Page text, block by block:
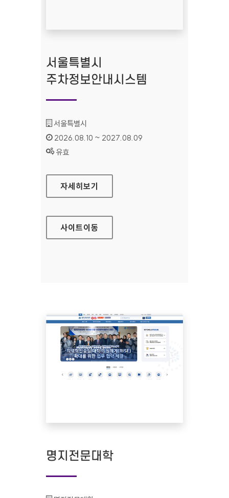
서울특별시
주차정보안내시스템
기관명 :
서울특별시
인증기간 :
2026.08.10 ~ 2027.08.09
상태 :
유효
서울특별시 주차정보안내시스템
자세히보기
사이트이동
명지전문대학